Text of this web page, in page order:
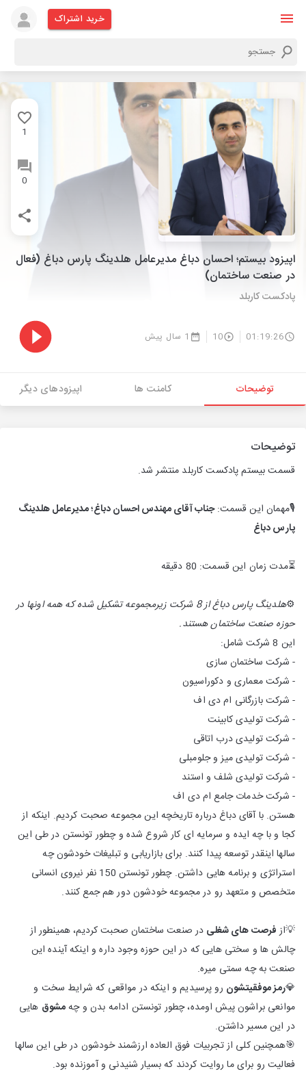
خرید اشتراک
1
0
اپیزود بیستم؛ احسان دباغ مدیرعامل هلدینگ پارس دباغ (فعال
در صنعت ساختمان)
پادکست کاربلد
01:19:26
10 1 سال پیش
توضیحات کامنت ها اپیزودهای دیگر
توضیحات
قسمت بیستم پادکست کاربلد منتشر شد.
🎙مهمان این قسمت:جناب آقای مهندس احسان دباغ؛ مدیرعامل هلدینگ
پارس دباغ
⏳مدت زمان این قسمت: 80 دقیقه
⚙️
هلدینگ پارس دباغ از 8 شرکت زیرمجموعه تشکیل شده که همه اونها در
حوزه صنعت ساختمان هستند.
این 8 شرکت شامل:
- شرکت ساختمان سازی
- شرکت معماری و دکوراسیون
- شرکت بازرگانی ام دی اف
- شرکت تولیدی کابینت
- شرکت تولیدی درب اتاقی
- شرکت تولیدی میز و جلومبلی
- شرکت تولیدی شلف و استند
- شرکت خدمات جامع ام دی اف
هستن. با آقای دباغ درباره تاریخچه این مجموعه صحبت کردیم. اینکه از
کجا و با چه ایده و سرمایه ای کار شروع شده و چطور تونستن در طی این
سالها اینقدر توسعه پیدا کنند. برای بازاریابی و تبلیغات خودشون چه
استراتژی و برنامه هایی داشتن. چطور تونستن 150 نفر نیروی انسانی
متخصص و متعهد رو در مجموعه خودشون دور هم جمع کنند.
💡ازفرصت های شغلی در صنعت ساختمان صحبت کردیم، همینطور از
چالش ها و سختی هایی که در این حوزه وجود داره و اینکه آینده این
صنعت به چه سمتی میره.
💎رمز موفقیتشون رو پرسیدیم و اینکه در مواقعی که شرایط سخت و
موانعی براشون پیش اومده، چطور تونستن ادامه بدن و چهمشوق هایی
در این مسیر داشتن.
🎯همچنین کلی از تجربیات فوق العاده ارزشمند خودشون در طی این سالها
فعالیت رو برای ما روایت کردند که بسیار شنیدنی و آموزنده بود.